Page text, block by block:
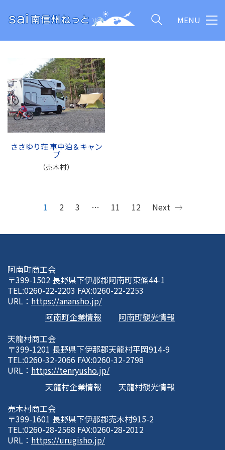
MENU
ささゆり荘 車中泊＆キャン
プ
（売木村）
1 2 3 … 11 12 Next
阿南町商工会
〒399-1502 長野県下伊那郡阿南町東條44-1
TEL:0260-22-2203 FAX:0260-22-2253
URL： https://anansho.jp/
阿南町企業情報
阿南町観光情報
天龍村商工会
〒399-1201 長野県下伊那郡天龍村平岡914-9
TEL:0260-32-2066 FAX:0260-32-2798
URL： https://tenryusho.jp/
天龍村企業情報
天龍村観光情報
売木村商工会
〒399-1601 長野県下伊那郡売木村915-2
TEL:0260-28-2568 FAX:0260-28-2012
URL： https://urugisho.jp/